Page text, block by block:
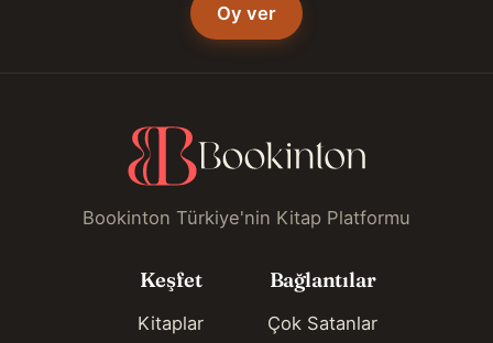
Oy ver
Bookinton Türkiye'nin Kitap Platformu
Keşfet
Kitaplar
Bağlantılar
Çok Satanlar